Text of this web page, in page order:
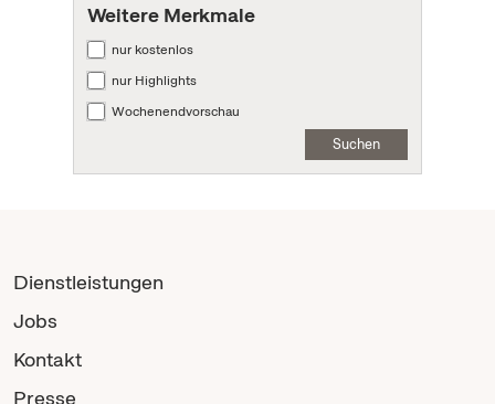
Weitere Merkmale
nur kostenlos
nur Highlights
Wochenendvorschau
Suchen
Dienstleistungen
Jobs
Kontakt
Presse